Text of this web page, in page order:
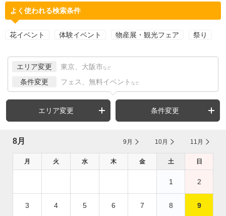
よく使われる検索条件
花イベント 体験イベント 物産展・観光フェア 祭り
エリア変更 東京、大阪市 など
条件変更 フェス、無料イベント など
エリア変更 条件変更
8月 9月 10月 11月
月 火 水 木 金 土 日
1 2
3 4 5 6 7 8 9